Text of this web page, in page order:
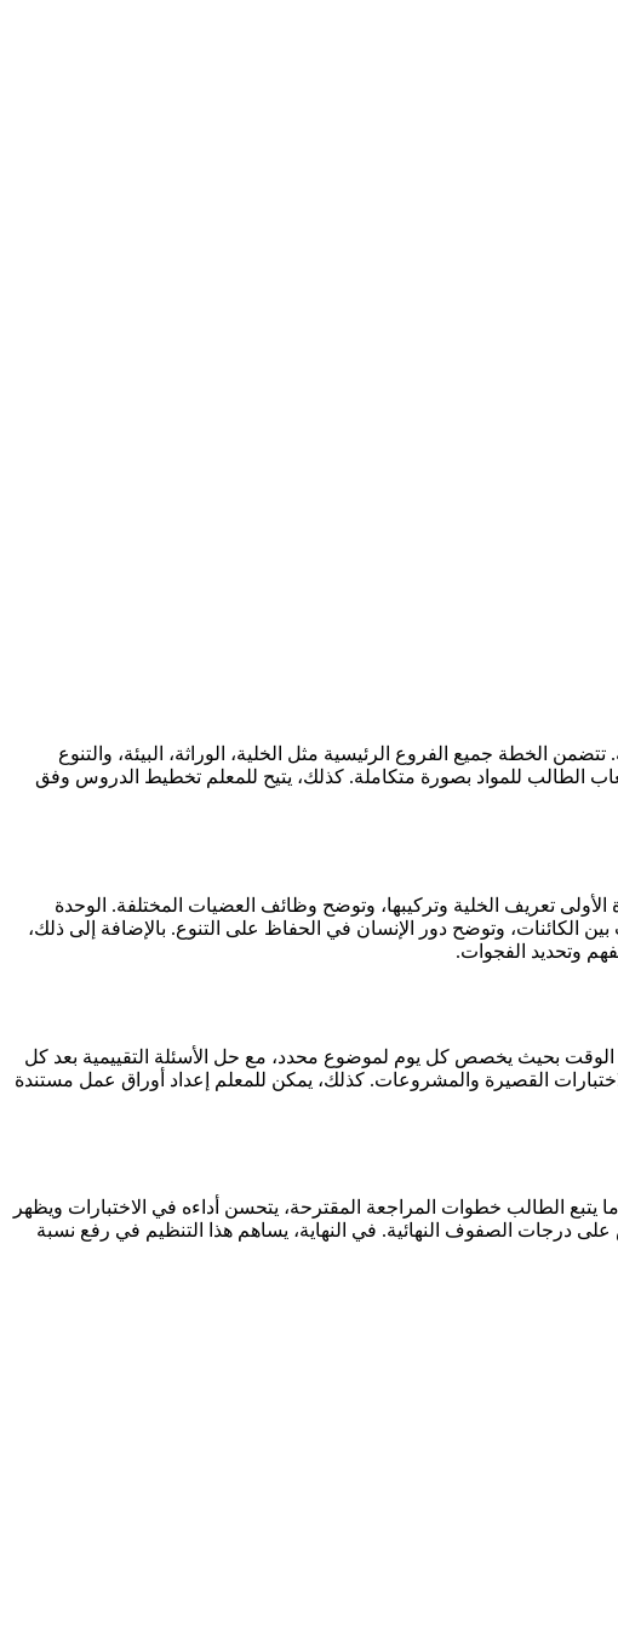
الخطة جميع الفروع الرئيسية مثل الخلية، الوراثة، البيئة، والتنوع
الطالب للمواد بصورة متكاملة. كذلك، يتيح للمعلم تخطيط الدروس وفق
تعريف الخلية وتركيبها، وتوضح وظائف العضيات المختلفة. الوحدة
بين الكائنات، وتوضح دور الإنسان في الحفاظ على التنوع. بالإضافة إلى ذلك،
وتحديد الفجوات.
الوقت بحيث يخصص كل يوم لموضوع محدد، مع حل الأسئلة التقييمية بعد كل
القصيرة والمشروعات. كذلك، يمكن للمعلم إعداد أوراق عمل مستندة
الطالب خطوات المراجعة المقترحة، يتحسن أداءه في الاختبارات ويظهر
درجات الصفوف النهائية. في النهاية، يساهم هذا التنظيم في رفع نسبة